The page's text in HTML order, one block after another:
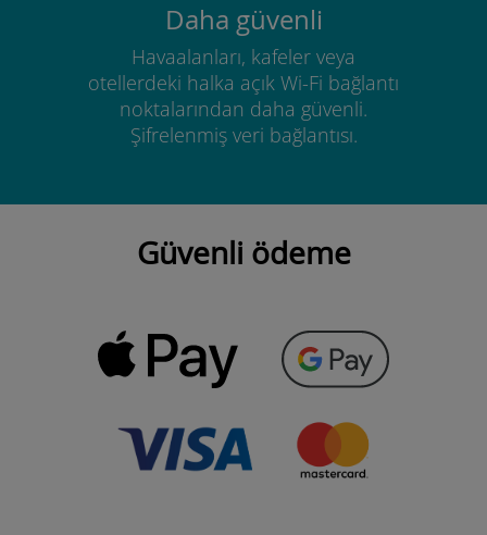
Daha güvenli
Havaalanları, kafeler veya
otellerdeki halka açık Wi-Fi bağlantı
noktalarından daha güvenli.
Şifrelenmiş veri bağlantısı.
Güvenli ödeme